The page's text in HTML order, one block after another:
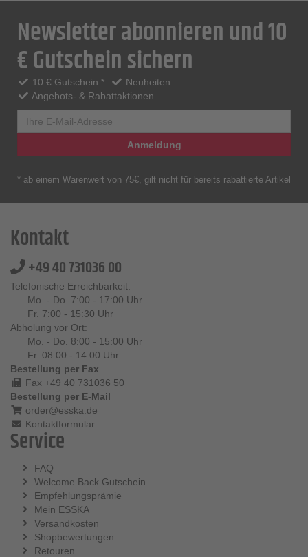
Newsletter abonnieren und 10
€ Gutschein sichern
10 € Gutschein *
Neuheiten
Angebots- & Rabattaktionen
Anmeldung
* ab einem Warenwert von 75€, gilt nicht für bereits rabattierte Artikel
Kontakt
+49 40 731036 00
Telefonische Erreichbarkeit:
Mo. - Do. 7:00 - 17:00 Uhr
Fr. 7:00 - 15:30 Uhr
Abholung vor Ort:
Mo. - Do. 8:00 - 15:00 Uhr
Fr. 08:00 - 14:00 Uhr
Bestellung per Fax
Fax +49 40 731036 50
Bestellung per E-Mail
order@esska.de
Kontaktformular
Service
FAQ
Welcome Back Gutschein
Empfehlungsprämie
Mein ESSKA
Versandkosten
Shopbewertungen
Retouren